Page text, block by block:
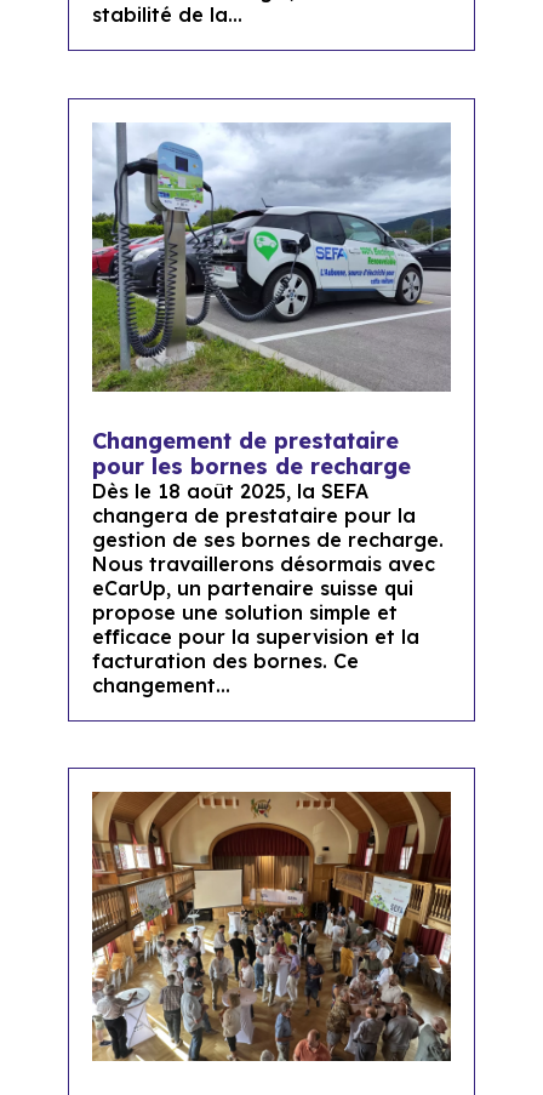
stabilité de la...
Changement de prestataire
pour les bornes de recharge
Dès le 18 août 2025, la SEFA
changera de prestataire pour la
gestion de ses bornes de recharge.
Nous travaillerons désormais avec
eCarUp, un partenaire suisse qui
propose une solution simple et
efficace pour la supervision et la
facturation des bornes. Ce
changement...